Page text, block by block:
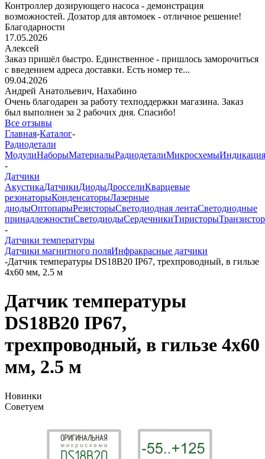
Контроллер дозирующего насоса - демонстрация
возможностей. Дозатор для автомоек - отличное решение!
Благодарности
17.05.2026
Алексей
Заказ пришёл быстро. Единственное - пришлось заморочиться
с введением адреса доставки. Есть номер те...
09.04.2026
Андрей Анатольевич, Нахабино
Очень благодарен за работу техподдержки магазина. Заказ
был выполнен за 2 рабочих дня. Спасибо!
Все отзывы
Главная-Каталог-
Радиодетали
МодулиНаборыМатериалыРадиодеталиМикросхемыИндикация
-
Датчики
АкустикаДатчикиДиодыДросселиКварцевые
резонаторыКонденсаторыЛазерные
диодыОптопарыРезисторыСветодиодная лентаСветодиодные
принадлежностиСветодиодыСердечникиТиристоры
-
Датчики температуры
Датчики магнитного поляИнфракрасные датчики
-Датчик температуры DS18B20 IP67, трехпроводный, в гильзе
4x60 мм, 2.5 м
Датчик температуры
DS18B20 IP67,
трехпроводный, в гильзе 4x60
мм, 2.5 м
Новинки
Советуем